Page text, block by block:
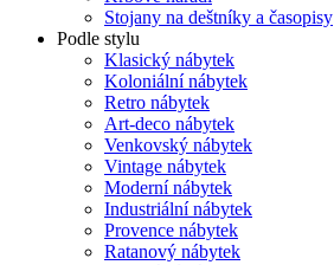
Stojany na deštníky a časopisy
Podle stylu
Klasický nábytek
Koloniální nábytek
Retro nábytek
Art-deco nábytek
Venkovský nábytek
Vintage nábytek
Moderní nábytek
Industriální nábytek
Provence nábytek
Ratanový nábytek